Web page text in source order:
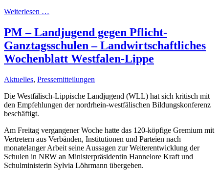
Weiterlesen …
PM – Landjugend gegen Pflicht-
Ganztagsschulen – Landwirtschaftliches
Wochenblatt Westfalen-Lippe
Aktuelles, Pressemitteilungen
Die Westfälisch-Lippische Landjugend (WLL) hat sich kritisch mit
den Empfehlungen der nordrhein-westfälischen Bildungskonferenz
beschäftigt.
Am Freitag vergangener Woche hatte das 120-köpfige Gremium mit
Vertretern aus Verbänden, Institutionen und Parteien nach
monatelanger Arbeit seine Aussagen zur Weiterentwicklung der
Schulen in NRW an Ministerpräsidentin Hannelore Kraft und
Schulministerin Sylvia Löhrmann übergeben.